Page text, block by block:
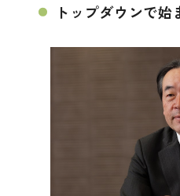
トップダウンで